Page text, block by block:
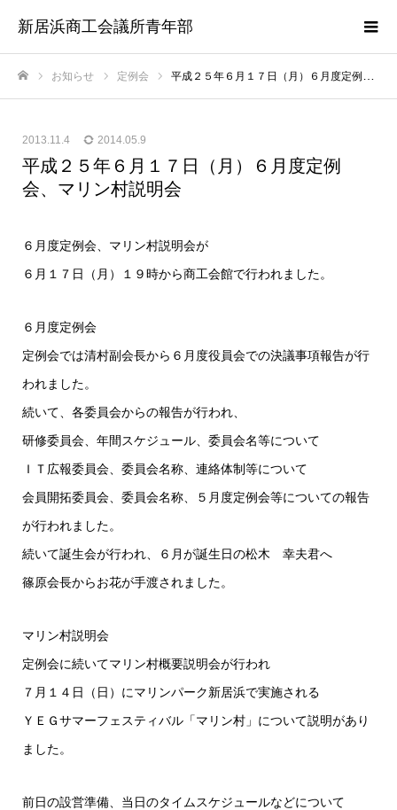
新居浜商工会議所青年部
お知らせ 定例会 平成２５年６月１７日（月）６月度定例会、マリン村説明会
2013.11.4 2014.05.9
平成２５年６月１７日（月）６月度定例
会、マリン村説明会
６月度定例会、マリン村説明会が
６月１７日（月）１９時から商工会館で行われました。
６月度定例会
定例会では清村副会長から６月度役員会での決議事項報告が行
われました。
続いて、各委員会からの報告が行われ、
研修委員会、年間スケジュール、委員会名等について
ＩＴ広報委員会、委員会名称、連絡体制等について
会員開拓委員会、委員会名称、５月度定例会等についての報告
が行われました。
続いて誕生会が行われ、６月が誕生日の松木 幸夫君へ
篠原会長からお花が手渡されました。
マリン村説明会
定例会に続いてマリン村概要説明会が行われ
７月１４日（日）にマリンパーク新居浜で実施される
ＹＥＧサマーフェスティバル「マリン村」について説明があり
ました。
前日の設営準備、当日のタイムスケジュールなどについて